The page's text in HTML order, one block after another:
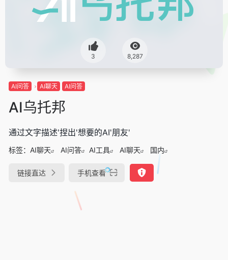
3 8,287
AI问答 AI聊天 AI问答
AI乌托邦
通过文字描述'捏出'想要的AI'朋友'
标签： AI聊天 AI问答 AI工具 AI聊天 国内
链接直达 手机查看